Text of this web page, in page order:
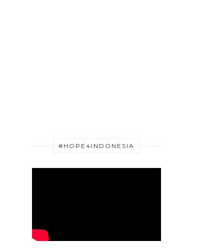
#HOPE4INDONESIA